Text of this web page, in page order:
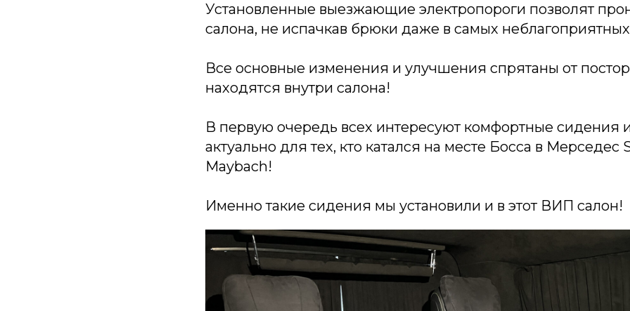
Установленные выезжающие электропороги позволят
салона, не испачкав брюки даже в самых
Все основные изменения и улучшения спрятаны от
находятся внутри салона!
В первую очередь всех интересуют комфортные сидения
актуально для тех, кто катался на месте Босса в Мерседес
Maybach!
Именно такие сидения мы установили и в этот ВИП салон!